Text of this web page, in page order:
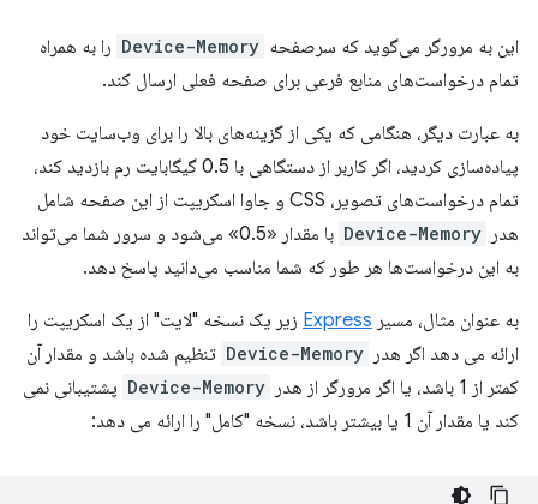
این به مرورگر می‌گوید که سرصفحه Device-Memory را به همراه
تمام درخواست‌های منابع فرعی برای صفحه فعلی ارسال کند.
به عبارت دیگر، هنگامی که یکی از گزینه‌های بالا را برای وب‌سایت خود
پیاده‌سازی کردید، اگر کاربر از دستگاهی با 0.5 گیگابایت رم بازدید کند،
تمام درخواست‌های تصویر، CSS و جاوا اسکریپت از این صفحه شامل
هدر Device-Memory
با مقدار «0.5» می‌شود و سرور شما می‌تواند
به این درخواست‌ها هر طور که شما مناسب می‌دانید پاسخ دهد.
به عنوان مثال، مسیر Express زیر یک نسخه "لایت" از یک اسکریپت را
ارائه می دهد اگر هدر Device-Memory تنظیم شده باشد و مقدار آن
کمتر از 1 باشد، یا اگر مرورگر از هدر
Device-Memory پشتیبانی نمی
کند یا مقدار آن 1 یا بیشتر باشد، نسخه "کامل" را ارائه می دهد: